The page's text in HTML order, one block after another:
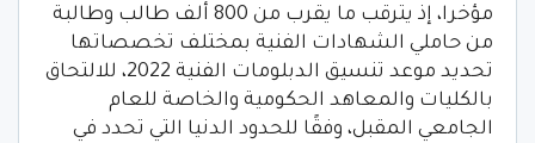
مؤخرا، إذ يترقب ما يقرب من 800 ألف طالب وطالبة
من حاملي الشهادات الفنية بمختلف تخصصاتها
تحديد موعد تنسيق الدبلومات الفنية 2022، للالتحاق
بالكليات والمعاهد الحكومية والخاصة للعام
الجامعي المقبل، وفقًا للحدود الدنيا التي تحدد في